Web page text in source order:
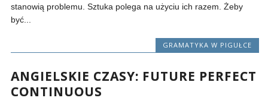
stanowią problemu. Sztuka polega na użyciu ich razem. Żeby
być...
GRAMATYKA W PIGUŁCE
ANGIELSKIE CZASY: FUTURE PERFECT
CONTINUOUS